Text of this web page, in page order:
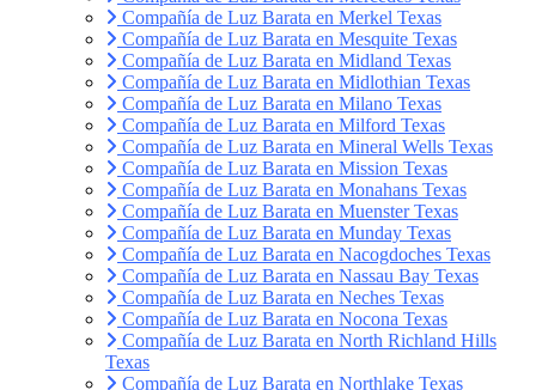
Compañía de Luz Barata en Merkel Texas
Compañía de Luz Barata en Mesquite Texas
Compañía de Luz Barata en Midland Texas
Compañía de Luz Barata en Midlothian Texas
Compañía de Luz Barata en Milano Texas
Compañía de Luz Barata en Milford Texas
Compañía de Luz Barata en Mineral Wells Texas
Compañía de Luz Barata en Mission Texas
Compañía de Luz Barata en Monahans Texas
Compañía de Luz Barata en Muenster Texas
Compañía de Luz Barata en Munday Texas
Compañía de Luz Barata en Nacogdoches Texas
Compañía de Luz Barata en Nassau Bay Texas
Compañía de Luz Barata en Neches Texas
Compañía de Luz Barata en Nocona Texas
Compañía de Luz Barata en North Richland Hills
Texas
Compañía de Luz Barata en Northlake Texas